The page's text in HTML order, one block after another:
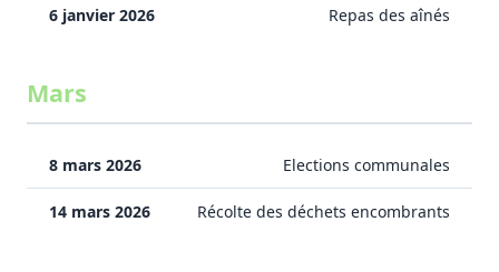
6 janvier 2026 Repas des aînés
Mars
8 mars 2026 Elections communales
14 mars 2026 Récolte des déchets encombrants